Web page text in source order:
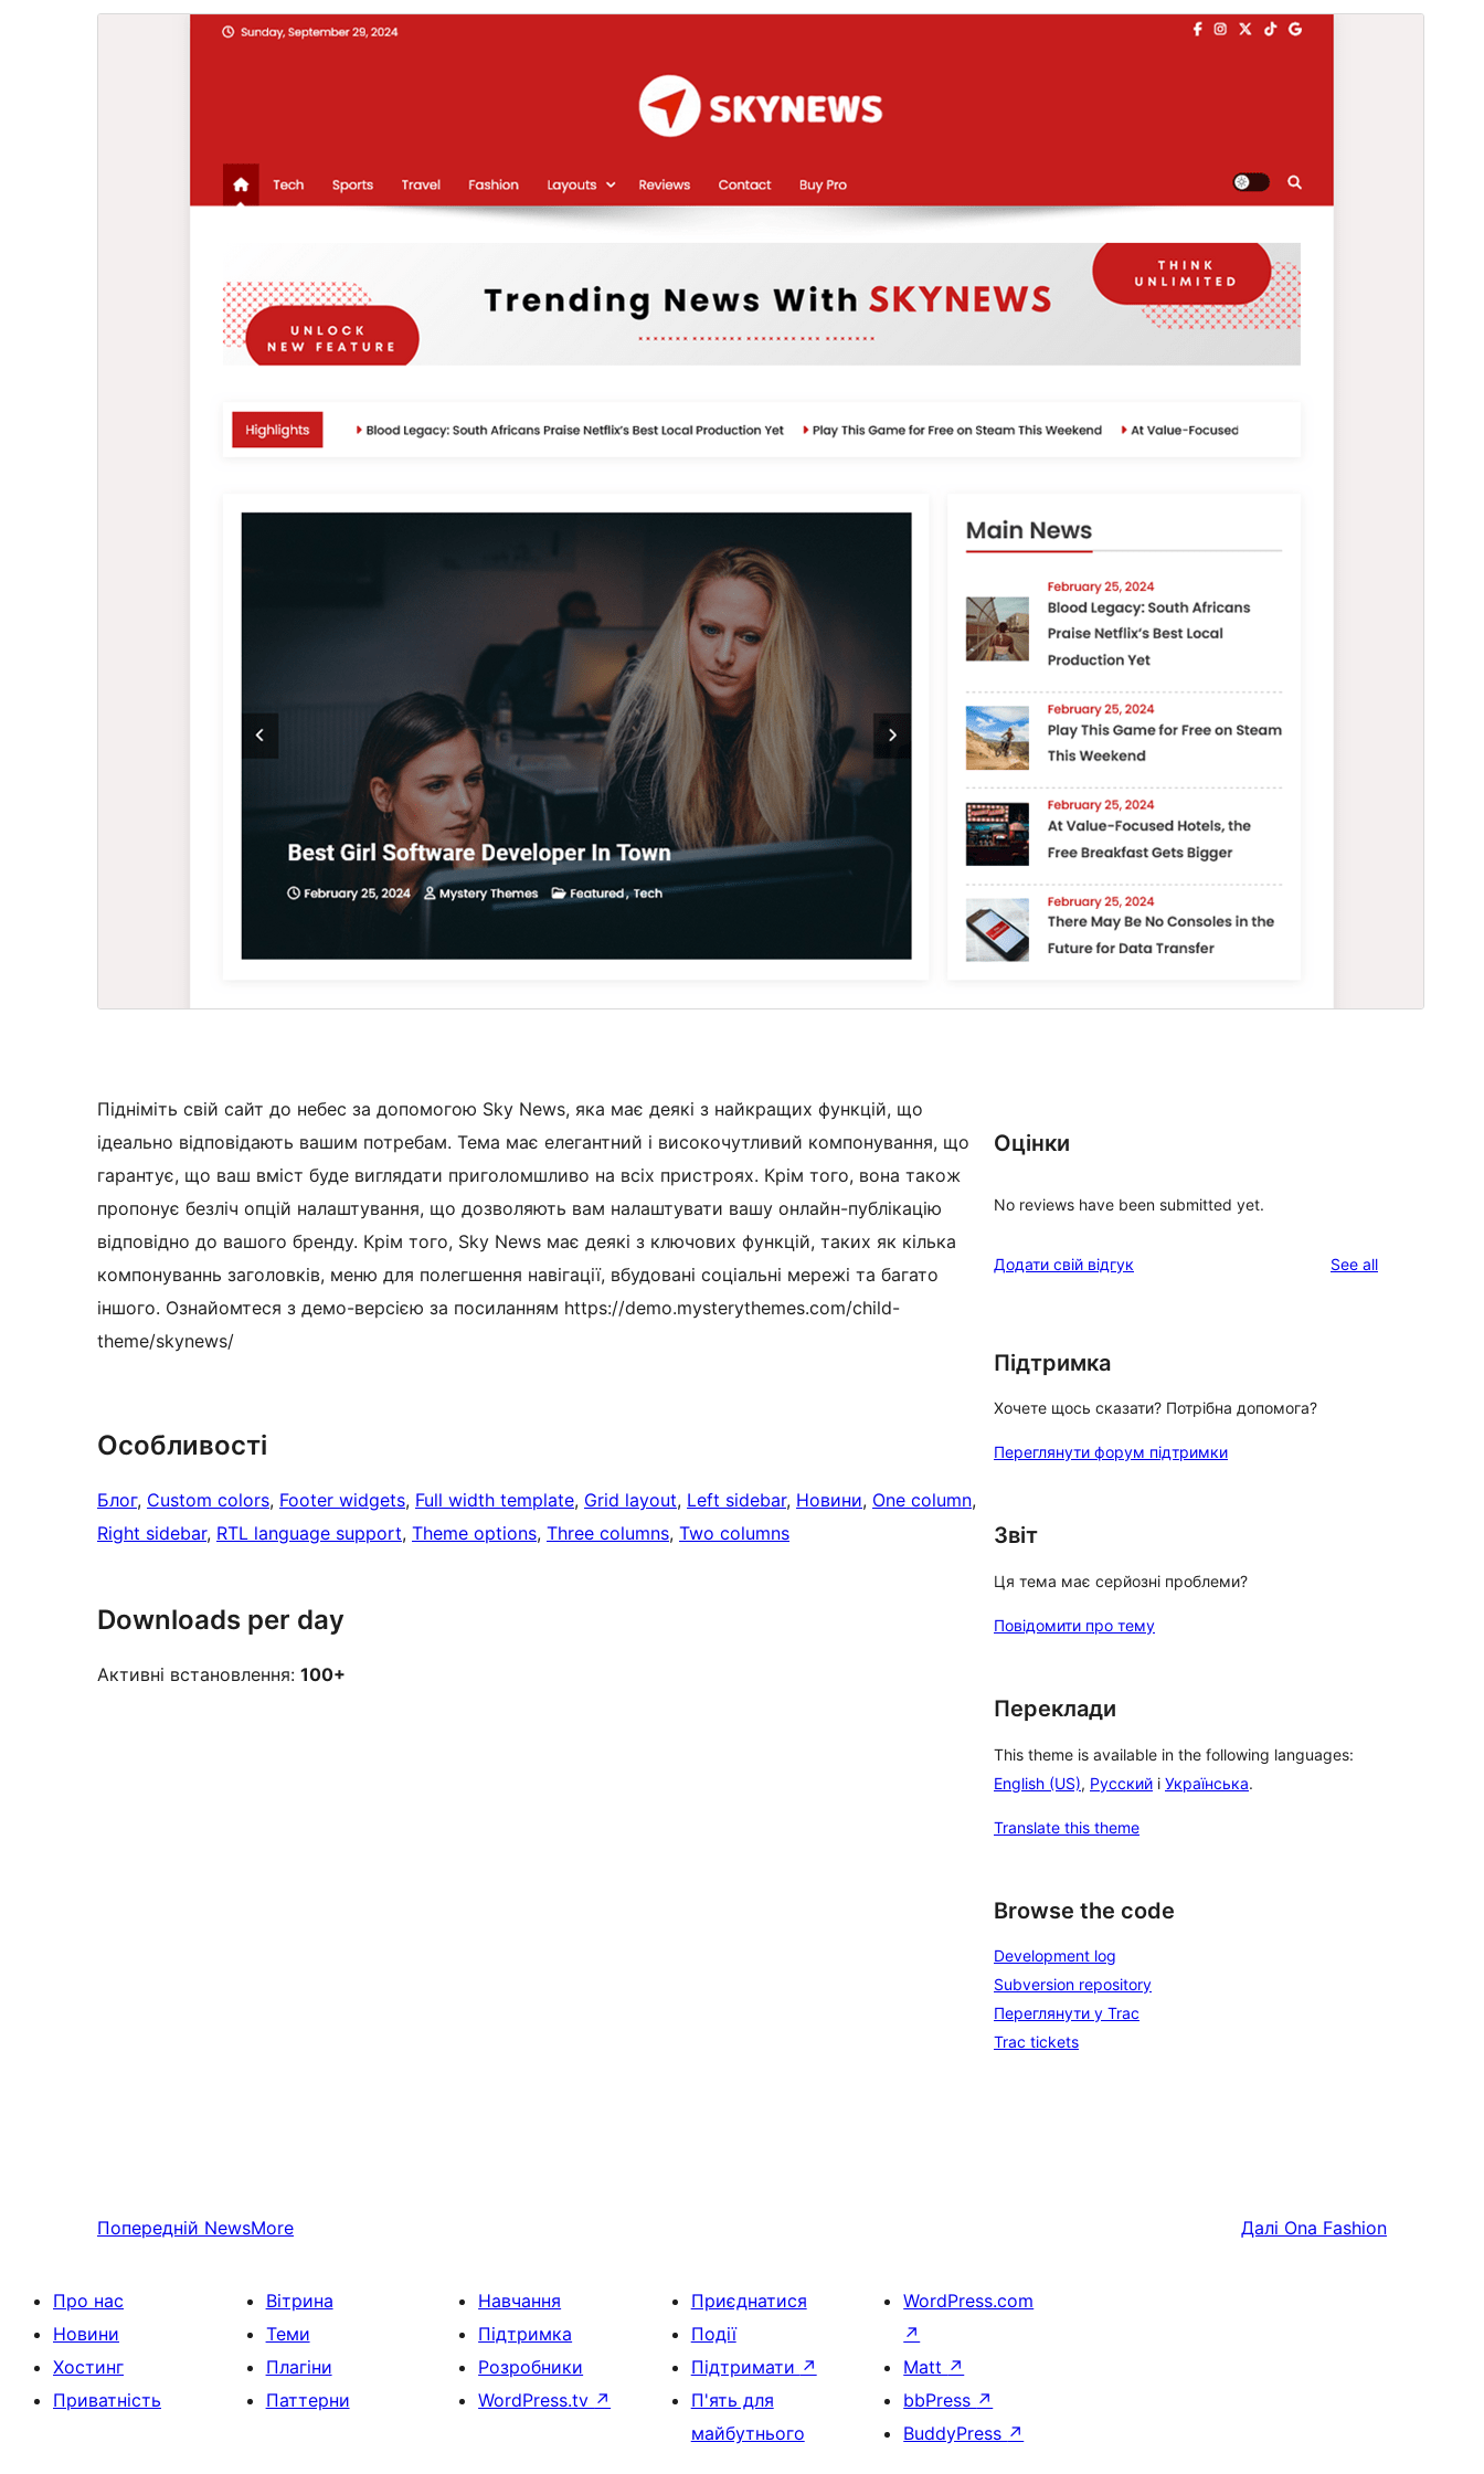
WordPress version
Theme homepage
Підніміть свій сайт до небес за допомогою Sky News, яка має деякі з найкращих функцій, що
ідеально відповідають вашим потребам. Тема має елегантний і високочутливий компонування, що
гарантує, що ваш вміст буде виглядати приголомшливо на всіх пристроях. Крім того, вона також
пропонує безліч опцій налаштування, що дозволяють вам налаштувати вашу онлайн-публікацію
відповідно до вашого бренду. Крім того, Sky News має деякі з ключових функцій, таких як кілька
компонуваннь заголовків, меню для полегшення навігації, вбудовані соціальні мережі та багато
іншого. Ознайомтеся з демо-версією за посиланням https://demo.mysterythemes.com/child-
theme/skynews/
Особливості
Блог, Custom colors, Footer widgets, Full width template, Grid layout, Left sidebar, Новини, One column
Right sidebar, RTL language support, Theme options, Three columns, Two columns
Downloads per day
Активні встановлення: 100+
Оцінки
No reviews have been submitted yet.
Додати свій відгук See allreviews
Підтримка
Хочете щось сказати? Потрібна допомога?
Переглянути форум підтримки
Звіт
Ця тема має серйозні проблеми?
Повідомити про тему
Переклади
This theme is available in the following languages:
English (US), Русский і Українська.
Translate this theme
Browse the code
Development log
Subversion repository
Переглянути у Trac
Trac tickets
Попередній NewsMore Далі Ona Fashion
Про нас
Новини
Хостинг
Приватність
Вітрина
Теми
Плагіни
Паттерни
Навчання
Підтримка
Розробники
WordPress.tv ↗
Приєднатися
Події
Підтримати ↗
П'ять для
майбутнього
WordPress.com
↗
Matt ↗
bbPress ↗
BuddyPress ↗